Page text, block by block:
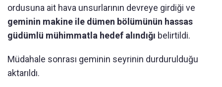
ordusuna ait hava unsurlarının devreye girdiği ve
geminin makine ile dümen bölümünün hassas
güdümlü mühimmatla hedef alındığı belirtildi.
Müdahale sonrası geminin seyrinin durdurulduğu
aktarıldı.